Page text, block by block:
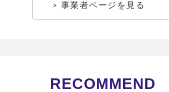
事業者ページを見る
RECOMMEND